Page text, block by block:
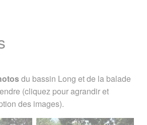
du bassin Long et de la balade
(cliquez pour agrandir et
des images).